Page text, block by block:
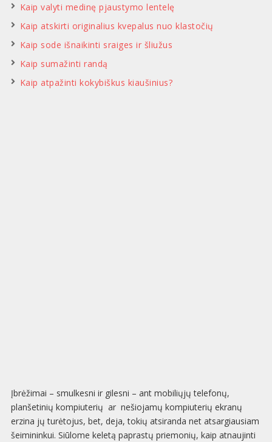
Kaip valyti medinę pjaustymo lentelę
Kaip atskirti originalius kvepalus nuo klastočių
Kaip sode išnaikinti sraiges ir šliužus
Kaip sumažinti randą
Kaip atpažinti kokybiškus kiaušinius?
Įbrėžimai – smulkesni ir gilesni – ant mobiliųjų telefonų,
planšetinių kompiuterių ar nešiojamų kompiuterių ekranų
erzina jų turėtojus, bet, deja, tokių atsiranda net atsargiausiam
šeimininkui. Siūlome keletą paprastų priemonių, kaip atnaujinti